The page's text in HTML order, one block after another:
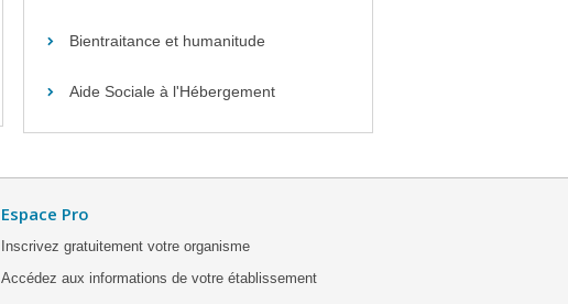
Bientraitance et humanitude
Aide Sociale à l'Hébergement
Espace Pro
Inscrivez gratuitement votre organisme
Accédez aux informations de votre établissement